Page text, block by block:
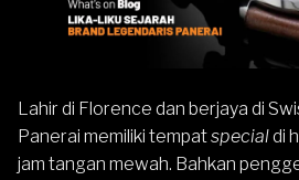
Lahir di Florence dan berjaya di
Panerai memiliki tempatspecialdi
jam tangan mewah. Bahkan